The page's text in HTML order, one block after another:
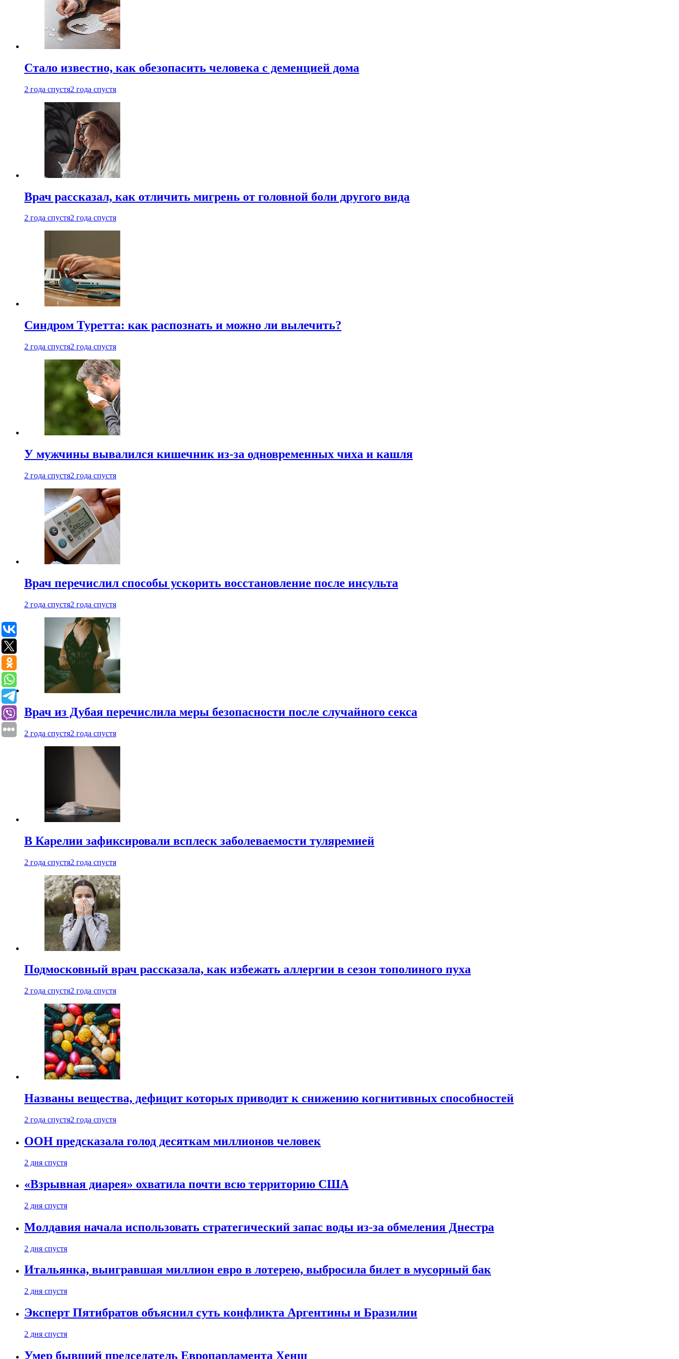
Стало известно, как обезопасить человека с деменцией дома
2 года спустя2 года спустя
Врач рассказал, как отличить мигрень от головной боли другого вида
2 года спустя2 года спустя
Синдром Туретта: как распознать и можно ли вылечить?
2 года спустя2 года спустя
У мужчины вывалился кишечник из-за одновременных чиха и кашля
2 года спустя2 года спустя
Врач перечислил способы ускорить восстановление после инсульта
2 года спустя2 года спустя
Врач из Дубая перечислила меры безопасности после случайного секса
2 года спустя2 года спустя
В Карелии зафиксировали всплеск заболеваемости туляремией
2 года спустя2 года спустя
Подмосковный врач рассказала, как избежать аллергии в сезон тополиного пуха
2 года спустя2 года спустя
Названы вещества, дефицит которых приводит к снижению когнитивных способностей
2 года спустя2 года спустя
ООН предсказала голод десяткам миллионов человек
2 дня спустя
«Взрывная диарея» охватила почти всю территорию США
2 дня спустя
Молдавия начала использовать стратегический запас воды из-за обмеления Днестра
2 дня спустя
Итальянка, выигравшая миллион евро в лотерею, выбросила билет в мусорный бак
2 дня спустя
Эксперт Пятибратов объяснил суть конфликта Аргентины и Бразилии
2 дня спустя
Умер бывший председатель Европарламента Хенш